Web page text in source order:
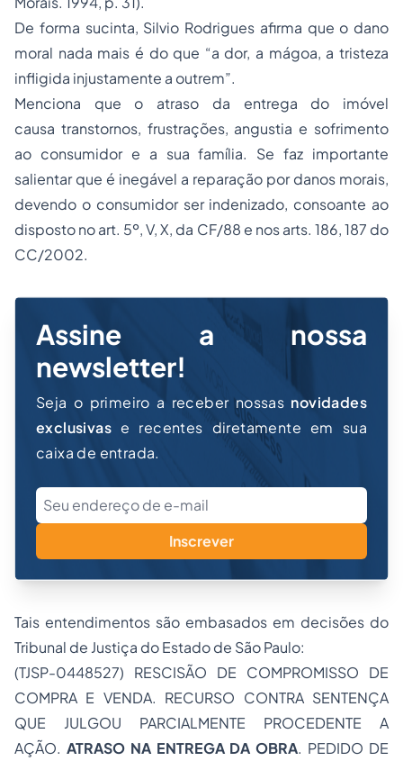
De forma sucinta, Silvio Rodrigues afirma que o dano
moral nada mais é do que “a dor, a mágoa, a tristeza
infligida injustamente a outrem”.
Menciona que o atraso da entrega do imóvel
causa transtornos, frustrações, angustia e sofrimento
ao consumidor e a sua família. Se faz importante
salientar que é inegável a reparação por danos morais,
devendo o consumidor ser indenizado, consoante ao
disposto no art. 5º, V, X, da CF/88 e nos arts. 186, 187 do
CC/2002.
Assine a nossa
newsletter!
Seja o primeiro a receber nossas novidades
exclusivas e recentes diretamente em sua
caixa de entrada.
Inscrever
Tais entendimentos são embasados em decisões do
Tribunal de Justiça do Estado de São Paulo:
(TJSP-0448527) RESCISÃO DE COMPROMISSO DE
COMPRA E VENDA. RECURSO CONTRA SENTENÇA
QUE JULGOU PARCIALMENTE PROCEDENTE A
AÇÃO. ATRASO NA ENTREGA DA OBRA. PEDIDO DE